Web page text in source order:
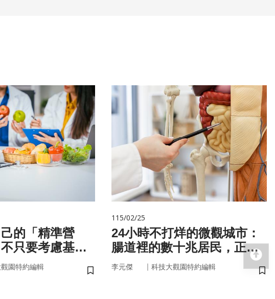
的「精準營
只要考慮基
腸道微生物
園特約編輯
儲存書籤
115/02/25
24小時不打烊的微觀城市：
腸道裡的數十兆居民，正悄
悄掌管你的大腦與健康
李元傑 ｜ 科技大觀園特約編輯
儲